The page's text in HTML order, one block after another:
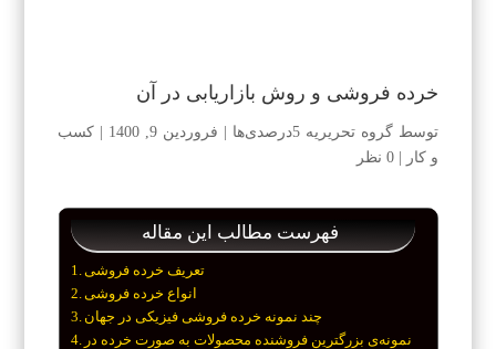
خرده فروشی و روش بازاریابی در آن
توسطگروه تحریریه 5درصدی‌ها فروردین 9, 1400
کسب
و کار
|0 نظر
فهرست مطالب این مقاله
تعریف خرده فروشی
انواع خرده فروشی
چند نمونه خرده فروشی فیزیکی در جهان
نمونه‌ی بزرگترین فروشنده محصولات به صورت خرده در